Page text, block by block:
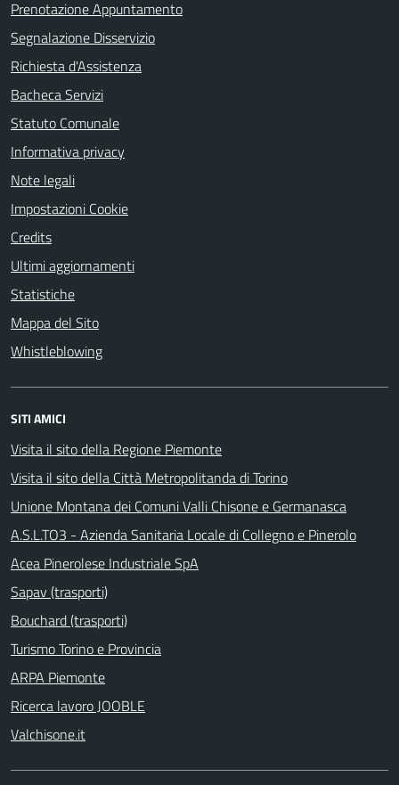
Prenotazione Appuntamento
Segnalazione Disservizio
Richiesta d'Assistenza
Bacheca Servizi
Statuto Comunale
Informativa privacy
Note legali
Impostazioni Cookie
Credits
Ultimi aggiornamenti
Statistiche
Mappa del Sito
Whistleblowing
SITI AMICI
Visita il sito della Regione Piemonte
Visita il sito della Città Metropolitanda di Torino
Unione Montana dei Comuni Valli Chisone e Germanasca
A.S.L.TO3 - Azienda Sanitaria Locale di Collegno e Pinerolo
Acea Pinerolese Industriale SpA
Sapav (trasporti)
Bouchard (trasporti)
Turismo Torino e Provincia
ARPA Piemonte
Ricerca lavoro JOOBLE
Valchisone.it